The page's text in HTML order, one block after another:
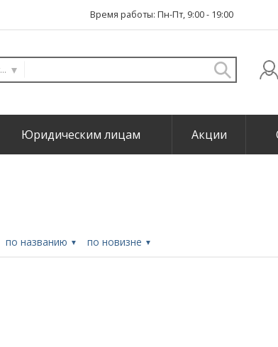
Время работы: Пн-Пт, 9:00 - 19:00
Выберите...
Юридическим лицам Акции
по названию ▼ по новизне ▼